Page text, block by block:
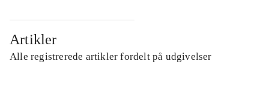
Artikler
Alle registrerede artikler fordelt på udgivelser